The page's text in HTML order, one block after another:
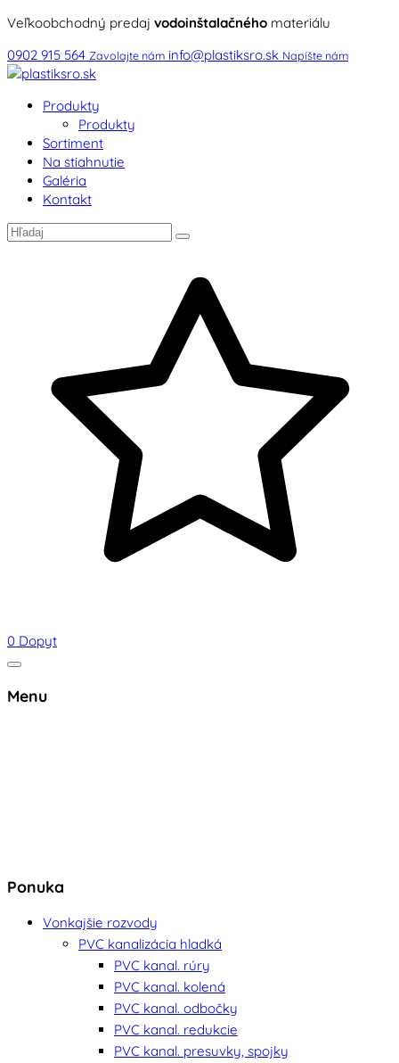
Veľkoobchodný predaj vodoinštalačného materiálu
0902 915 564 Zavolajte nám info@plastiksro.sk Napíšte nám
Produkty
Produkty
Sortiment
Na stiahnutie
Galéria
Kontakt
0 Dopyt
Menu
Ponuka
Vonkajšie rozvody
PVC kanalizácia hladká
PVC kanal. rúry
PVC kanal. kolená
PVC kanal. odbočky
PVC kanal. redukcie
PVC kanal. presuvky, spojky